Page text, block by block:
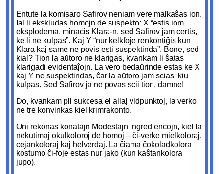
Entute la komisaro Safirov neniam vere malkaŝas ion.
Ial li ekskludas homojn de suspekto: X “estis iom
eksplodema, minacis Klara-n, sed Safirov jam certis,
ke li ne kulpas”. Kaj Y “nur kelkfoje renkontiĝis kun
Klara kaj same ne povis esti suspektinda”. Bone, sed
kial? Tion la aŭtoro ne klarigas, kvankam li ŝatas
klarigadi evidentaĵojn. La vero bedaŭrinde estas ke X
kaj Y ne suspektindas, ĉar la aŭtoro jam scias, kiu
kulpas. Sed Safirov ja ne povas scii tion, damne!
Do, kvankam pli sukcesa el aliaj vidpunktoj, la verko
ne tre konvinkas kiel krimrakonto.
Oni rekonas konatajn Modestajn ingrediencojn, kiel la
nekutimaj okulkoloroj de homoj – ĉi-verke mielkoloraj,
cejankoloraj kaj helverdaj. La ĉiama ĉokoladkolora
kostumo ĉi-foje estas nur jako (kun kaŝtankolora
jupo).